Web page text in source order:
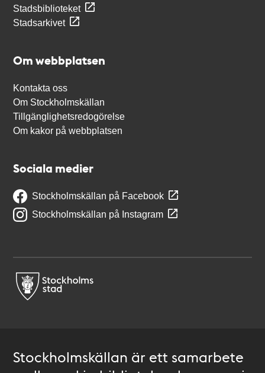
Stadsbiblioteket
Stadsarkivet
Om webbplatsen
Kontakta oss
Om Stockholmskällan
Tillgänglighetsredogörelse
Om kakor på webbplatsen
Sociala medier
Stockholmskällan på Facebook
Stockholmskällan på Instagram
Stockholmskällan är ett samarbete